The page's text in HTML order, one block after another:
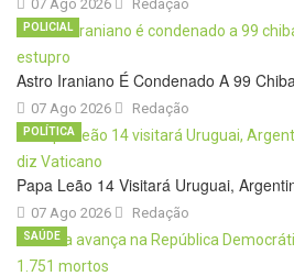
07 Ago 2026 Redação
Astro Iraniano É Condenado A 99
07 Ago 2026
POLICIAL
Redação
Papa Leão 14 Visitará Uruguai,
07 Ago 2026
POLÍTICA
Redação
SAÚDE